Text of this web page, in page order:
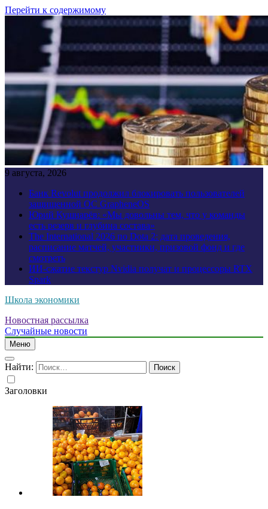
Перейти к содержимому
9 августа, 2026
Банк Revolut продолжил блокировать пользователей
защищенной ОС GrapheneOS
Юрий Кушнарёв: «Мы довольны тем, что у команды
есть резерв и глубина состава»
The International 2026 по Dota 2: дата проведения,
расписание матчей, участники, призовой фонд и где
смотреть
ИИ-сжатие текстур Nvidia получат и процессоры RTX
Spark
Школа экономики
Новостная рассылка
Случайные новости
Меню
Найти:
Заголовки